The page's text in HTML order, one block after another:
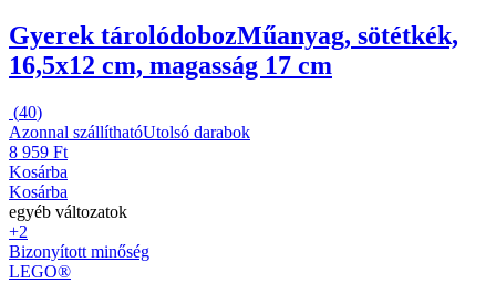
Gyerek tárolódobozMűanyag, sötétkék,
16,5x12 cm, magasság 17 cm
(40)
Azonnal szállíthatóUtolsó darabok
8 959 Ft
Kosárba
Kosárba
egyéb változatok
+2
Bizonyított minőség
LEGO®